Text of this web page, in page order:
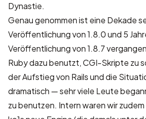
Dynastie.
Genau genommen ist eine Dekade
Veröffentlichung von 1.8.0 und 5
Veröffentlichung von 1.8.7
Ruby dazu benutzt, CGI-Skripte zu
der Aufstieg von Rails und die
dramatisch — sehr viele Leute
zu benutzen. Intern waren wir